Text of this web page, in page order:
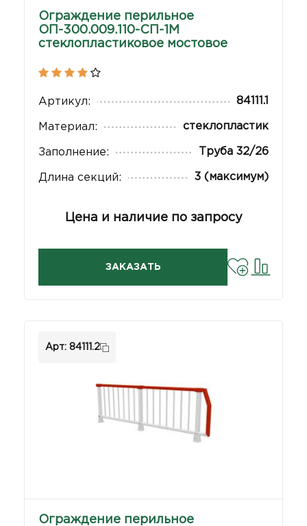
Ограждение перильное
ОП-300.009.110-СП-1М
стеклопластиковое мостовое
Артикул: 84111.1
Материал: стеклопластик
Заполнение: Труба 32/26
Длина секций: 3 (максимум)
Цена и наличие по запросу
ЗАКАЗАТЬ
Арт: 84111.2
Ограждение перильное